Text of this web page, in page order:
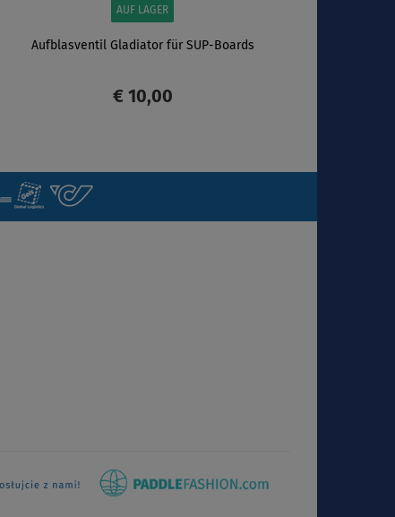
AUF LAGER
Aufblasventil Gladiator für SUP-Boards
€ 10,00
ANZEIGEN